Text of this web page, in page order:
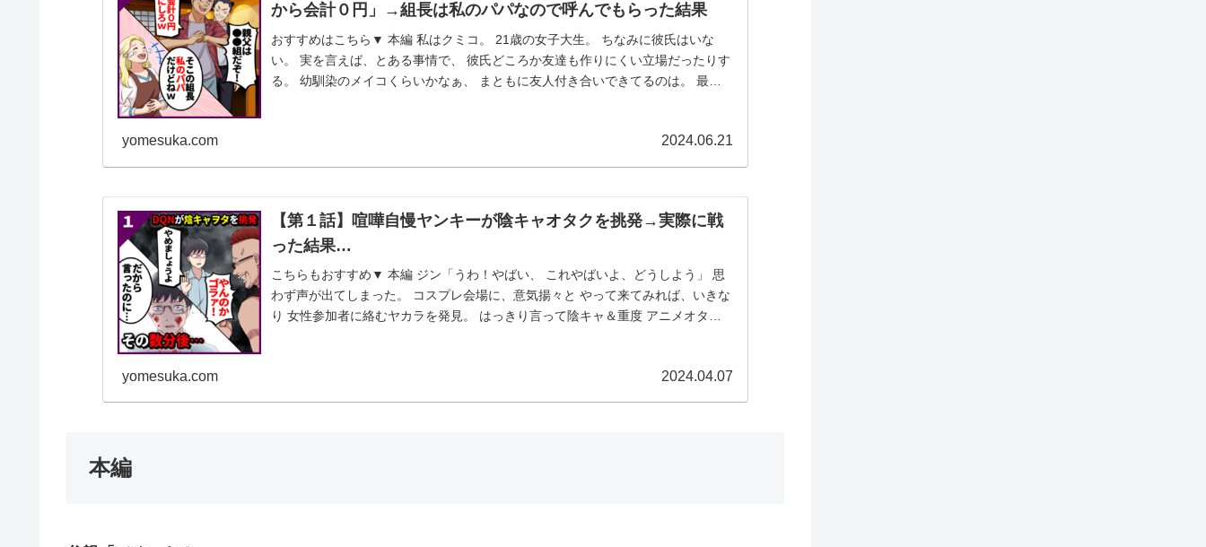
から会計０円」→組長は私のパパなので呼んでもらった結果
おすすめはこちら▼ 本編 私はクミコ。 21歳の女子大生。 ちなみに彼氏はいな
い。 実を言えば、とある事情で、 彼氏どころか友達も作りにくい立場だったりす
る。 幼馴染のメイコくらいかなぁ、 まともに友人付き合いできてるのは。 最近
yomesuka.com 2024.06.21
【第１話】喧嘩自慢ヤンキーが陰キャオタクを挑発→実際に戦
った結果…
こちらもおすすめ▼ 本編 ジン「うわ！やばい、 これやばいよ、どうしよう」 思
わず声が出てしまった。 コスプレ会場に、意気揚々と やって来てみれば、いきな
り 女性参加者に絡むヤカラを発見。 はっきり言って陰キャ＆重度 アニメオタク
yomesuka.com 2024.04.07
本編